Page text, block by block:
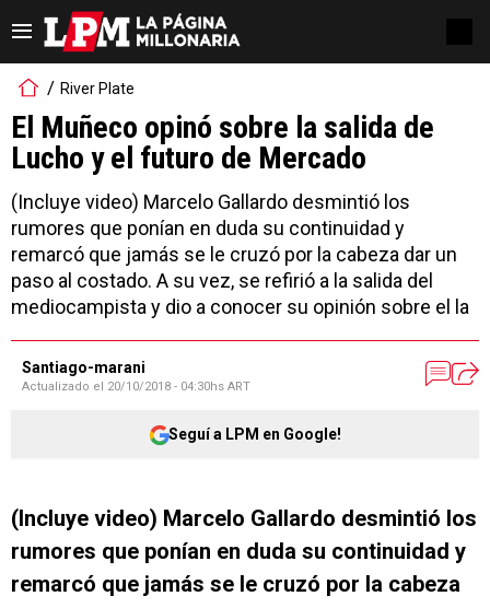
River Plate
El Muñeco opinó sobre la salida de
Lucho y el futuro de Mercado
(Incluye video) Marcelo Gallardo desmintió los
rumores que ponían en duda su continuidad y
remarcó que jamás se le cruzó por la cabeza dar un
paso al costado. A su vez, se refirió a la salida del
mediocampista y dio a conocer su opinión sobre el la
Santiago-marani
Actualizado el 20/10/2018 - 04:30hs ART
Seguí a LPM en Google!
(Incluye video) Marcelo Gallardo desmintió los
rumores que ponían en duda su continuidad y
remarcó que jamás se le cruzó por la cabeza